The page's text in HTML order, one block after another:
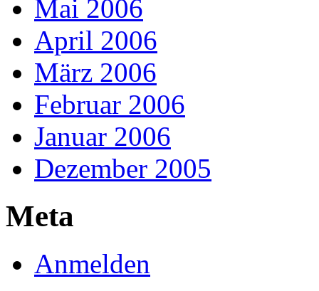
Mai 2006
April 2006
März 2006
Februar 2006
Januar 2006
Dezember 2005
Meta
Anmelden